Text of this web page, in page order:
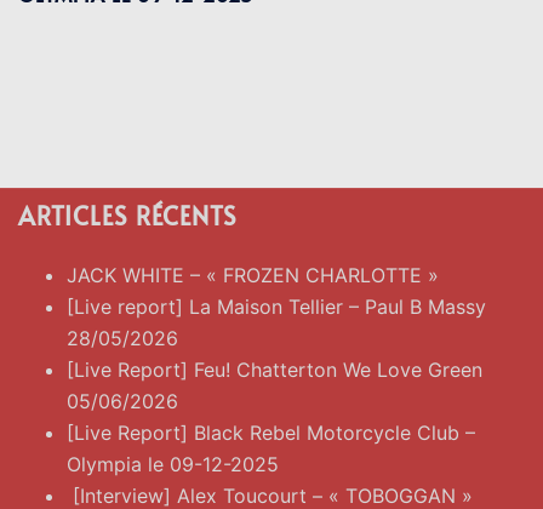
ARTICLES RÉCENTS
JACK WHITE – « FROZEN CHARLOTTE »
[Live report] La Maison Tellier – Paul B Massy
28/05/2026
[Live Report] Feu! Chatterton We Love Green
05/06/2026
[Live Report] Black Rebel Motorcycle Club –
Olympia le 09-12-2025
[Interview] Alex Toucourt – « TOBOGGAN »